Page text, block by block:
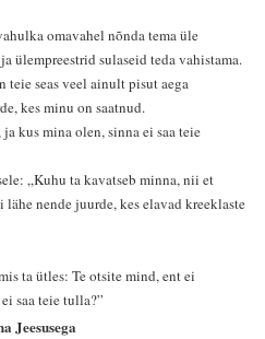
omavahel nõnda tema üle
ülempreestrid sulaseid teda vahistama.
teie seas veel ainult pisut aega
kes minu on saatnud.
kus mina olen, sinna ei saa teie
„Kuhu ta kavatseb minna, nii et
lähe nende juurde, kes elavad kreeklaste
ta ütles: Te otsite mind, ent ei
saa teie tulla?”
Jeesusega